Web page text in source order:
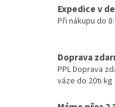
Expedice v
Při nákupu do
Doprava
PPL Doprava
váze do 20ti kg